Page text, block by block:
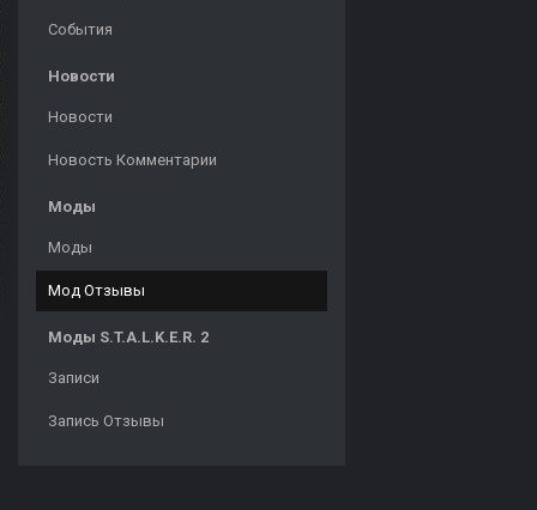
События
Новости
Новости
Новость Комментарии
Моды
Моды
Мод Отзывы
Моды S.T.A.L.K.E.R. 2
Записи
Запись Отзывы